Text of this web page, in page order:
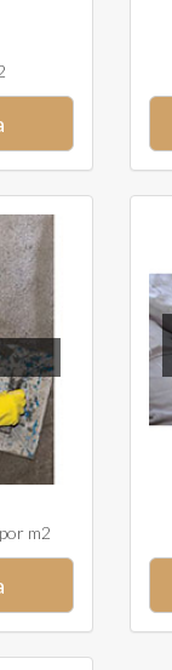
m2